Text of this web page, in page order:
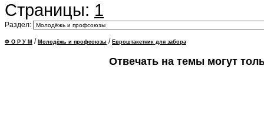
Страницы: 1
Раздел:
Ф О Р У М / Молодёжь и профсоюзы / Евроштакетник для забора
Отвечать на темы могут